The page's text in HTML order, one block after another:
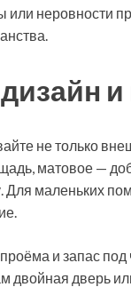
неровности
не только
матовое —
Для маленьких
и запас под
двойная дверь